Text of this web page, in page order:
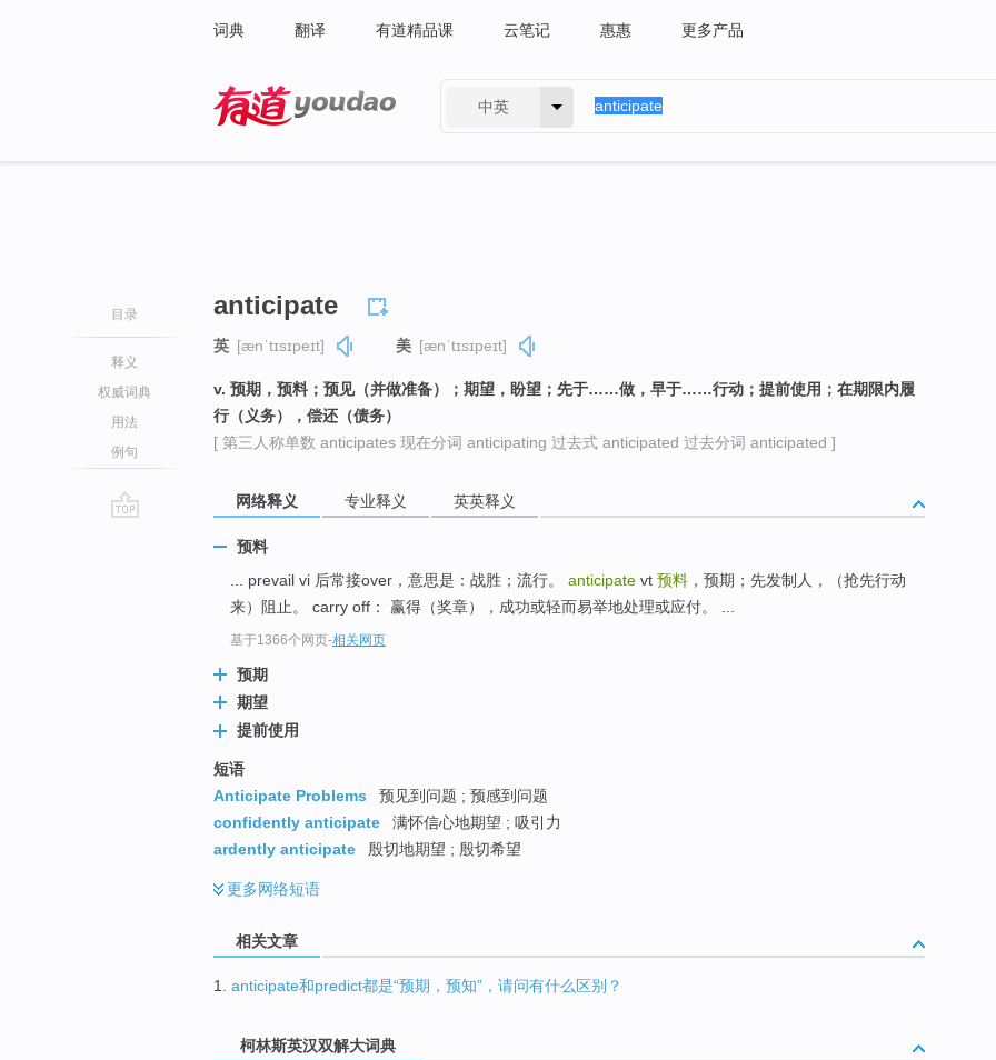
词典 翻译 有道精品课 云笔记 惠惠 更多产品
中英
目录
释义
权威词典
用法
例句
anticipate
英 [ænˈtɪsɪpeɪt] 美 [ænˈtɪsɪpeɪt]
v. 预期，预料；预见（并做准备）；期望，盼望；先于……做，早于……行动；提前使用；在期限内履
行（义务），偿还（债务）
[ 第三人称单数 anticipates 现在分词 anticipating 过去式 anticipated 过去分词 anticipated ]
网络释义 专业释义 英英释义
预料
... prevail vi 后常接over，意思是：战胜；流行。 anticipate vt 预料 ，预期；先发制人，（抢先行动
来）阻止。 carry off： 赢得（奖章），成功或轻而易举地处理或应付。 ...
基于1366个网页-相关网页
预期
期望
提前使用
短语
Anticipate Problems
预见到问题 ; 预感到问题
confidently anticipate
满怀信心地期望 ; 吸引力
ardently anticipate
殷切地期望 ; 殷切希望
更多网络短语
相关文章
1. anticipate和predict都是“预期，预知”，请问有什么区别？
柯林斯英汉双解大词典